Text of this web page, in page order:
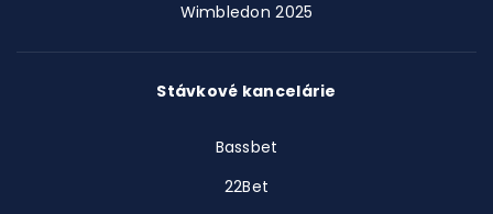
Wimbledon 2025
Stávkové kancelárie
Bassbet
22Bet